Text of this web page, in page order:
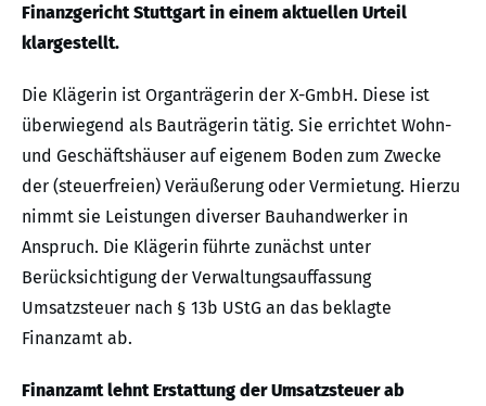
Finanzgericht Stuttgart in einem aktuellen Urteil
klargestellt.
Die Klägerin ist Organträgerin der X-GmbH. Diese ist
überwiegend als Bauträgerin tätig. Sie errichtet Wohn-
und Geschäftshäuser auf eigenem Boden zum Zwecke
der (steuerfreien) Veräußerung oder Vermietung. Hierzu
nimmt sie Leistungen diverser Bauhandwerker in
Anspruch. Die Klägerin führte zunächst unter
Berücksichtigung der Verwaltungsauffassung
Umsatzsteuer nach § 13b UStG an das beklagte
Finanzamt ab.
Finanzamt lehnt Erstattung der Umsatzsteuer ab